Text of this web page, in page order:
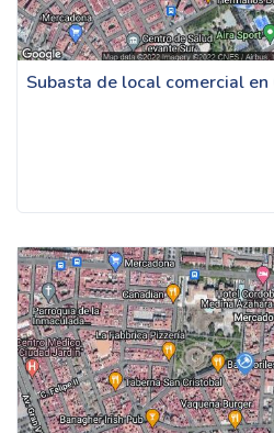
Subasta de local comercial en